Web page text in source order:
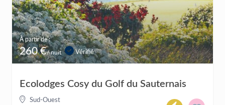
À partir de :
260 €/ nuit Vérifié
Ecolodges Cosy du Golf du Sauternais
Sud-Ouest